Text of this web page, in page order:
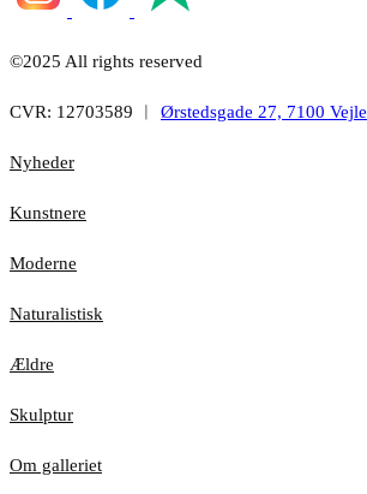
©2025 All rights reserved
CVR: 12703589 ︱ Ørstedsgade 27, 7100 Vejle
Nyheder
Kunstnere
Moderne
Naturalistisk
Ældre
Skulptur
Om galleriet